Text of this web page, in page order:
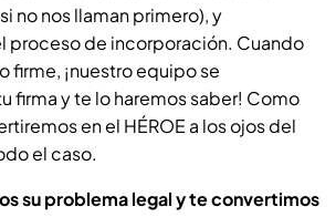
no nos llaman primero), y
proceso de incorporación. Cuando
firme, ¡nuestro equipo se
firma y te lo haremos saber! Como
en el HÉROE a los ojos del
el caso.
su problema legal y te convertimos